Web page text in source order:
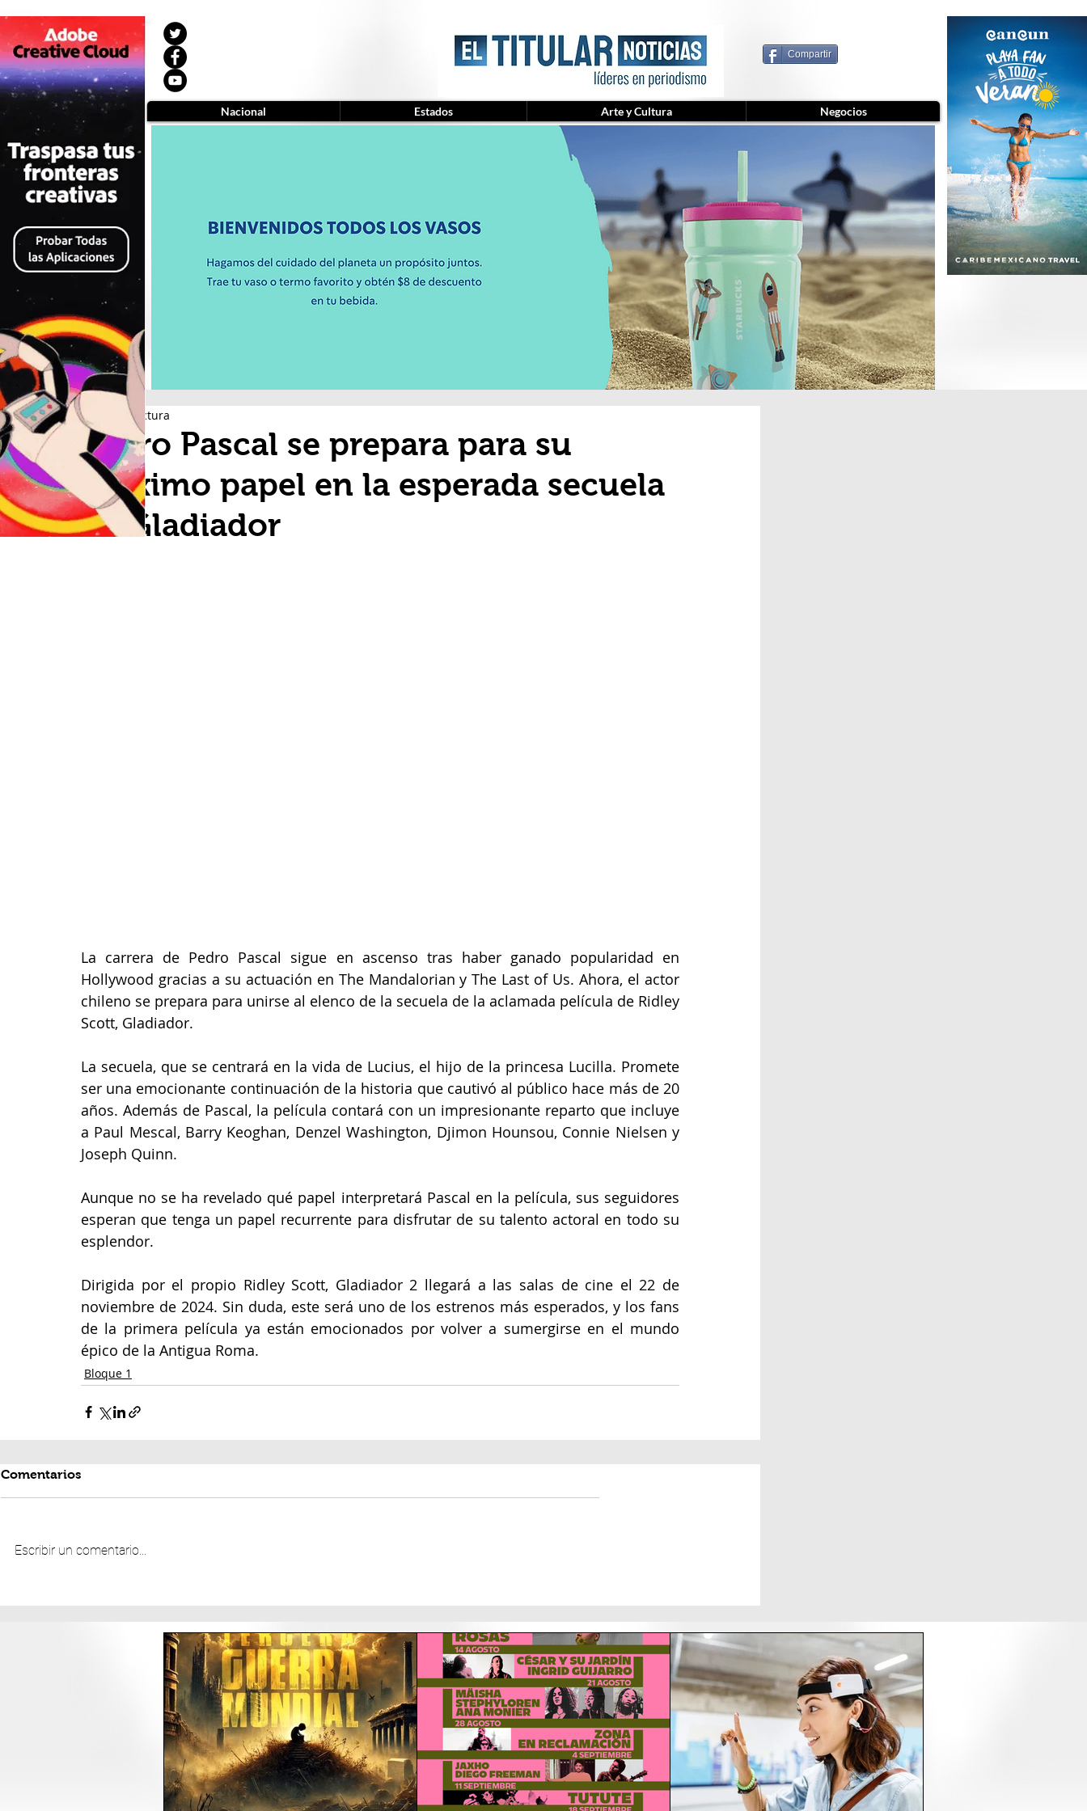
Compartir
Pedro Pascal se prepara para su
próximo papel en la esperada secuela
de Gladiador
1 min de lectura
La carrera de Pedro Pascal sigue en ascenso tras haber ganado popularidad en
Hollywood gracias a su actuación en The Mandalorian y The Last of Us. Ahora, el actor
chileno se prepara para unirse al elenco de la secuela de la aclamada película de Ridley
Scott, Gladiador.
La secuela, que se centrará en la vida de Lucius, el hijo de la princesa Lucilla. Promete
ser una emocionante continuación de la historia que cautivó al público hace más de 20
años. Además de Pascal, la película contará con un impresionante reparto que incluye
a Paul Mescal, Barry Keoghan, Denzel Washington, Djimon Hounsou, Connie Nielsen y
Joseph Quinn.
Aunque no se ha revelado qué papel interpretará Pascal en la película, sus seguidores
esperan que tenga un papel recurrente para disfrutar de su talento actoral en todo su
esplendor.
Dirigida por el propio Ridley Scott, Gladiador 2 llegará a las salas de cine el 22 de
noviembre de 2024. Sin duda, este será uno de los estrenos más esperados, y los fans
de la primera película ya están emocionados por volver a sumergirse en el mundo
épico de la Antigua Roma.
Bloque 1
Comentarios
Escribir un comentario...
Nacional Estados Arte y Cultura Negocios